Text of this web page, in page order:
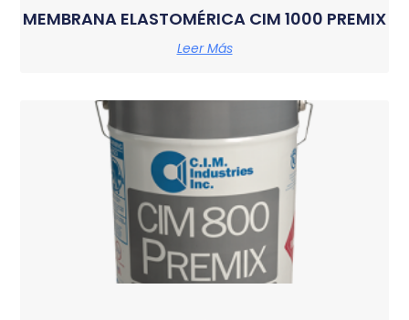
MEMBRANA ELASTOMÉRICA CIM 1000 PREMIX
Leer Más